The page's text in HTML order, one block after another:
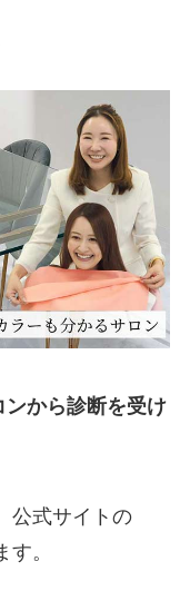
から診断を受け
公式サイトの
。